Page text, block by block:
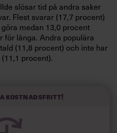
in
slösar tid på andra saker
Flest svarar (17,7 procent)
medan 13,0 procent
för långa. Andra populära
(11,8 procent) och inte har
procent).
kostnadsfritt!